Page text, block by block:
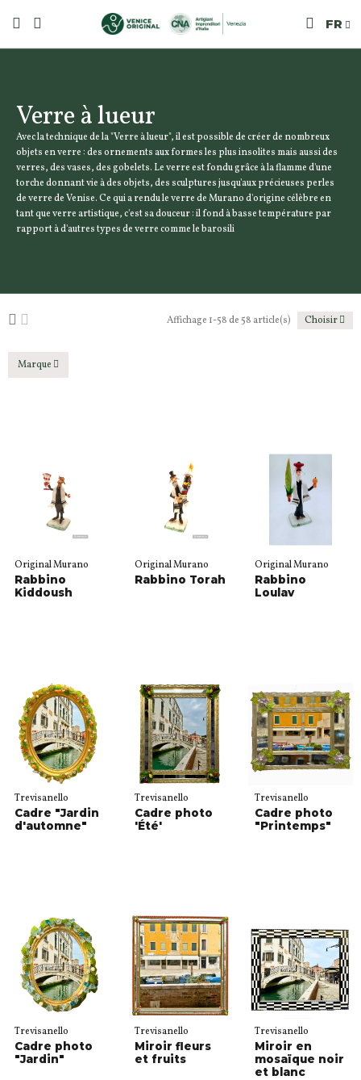
FR
Verre à lueur
Avec la technique de la "Verre à lueur", il est possible de créer de nombreux
objets en verre : des ornements aux formes les plus insolites mais aussi des
verres, des vases, des gobelets. Le verre est fondu grâce à la flamme d'une
torche donnant vie à des objets, des sculptures jusqu'aux précieuses perles
de verre de Venise. Ce qui a rendu le verre de Murano d'origine célèbre en
tant que verre artistique, c'est sa douceur : il fond à basse température par
rapport à d'autres types de verre comme le barosili
Affichage 1-58 de 58 article(s) Choisir
Marque
Original Murano
Rabbino
Kiddoush
Original Murano
Rabbino Torah
Original Murano
Rabbino
Loulav
Trevisanello
Cadre "Jardin
d'automne"
Trevisanello
Cadre photo
'Été'
Trevisanello
Cadre photo
"Printemps"
Trevisanello
Cadre photo
"Jardin"
Trevisanello
Miroir fleurs
et fruits
Trevisanello
Miroir en
mosaïque noir
et blanc